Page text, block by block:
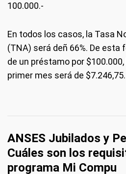
100.000.-
En todos los casos, la Tasa
(TNA) será deñ 66%. De esta
de un préstamo por
primer mes será de $7.246,75.
ANSES Jubilados y
Cuáles son los
programa Mi Compu